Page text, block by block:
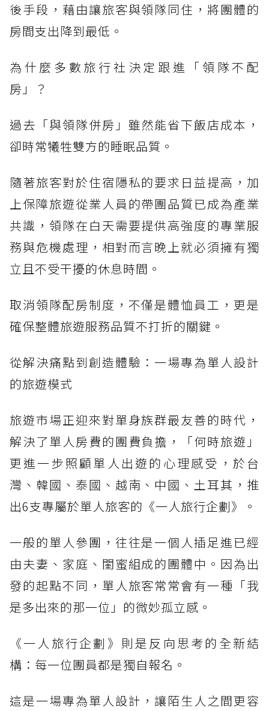
後手段，藉由讓旅客與領隊同住，將團體的
房間支出降到最低。
為什麼多數旅行社決定跟進「領隊不配
房」？
過去「與領隊併房」雖然能省下飯店成本，
卻時常犧牲雙方的睡眠品質。
隨著旅客對於住宿隱私的要求日益提高，加
上保障旅遊從業人員的帶團品質已成為產業
共識，領隊在白天需要提供高強度的專業服
務與危機處理，相對而言晚上就必須擁有獨
立且不受干擾的休息時間。
取消領隊配房制度，不僅是體恤員工，更是
確保整體旅遊服務品質不打折的關鍵。
從解決痛點到創造體驗：一場專為單人設計
的旅遊模式
旅遊市場正迎來對單身族群最友善的時代，
解決了單人房費的團費負擔，「何時旅遊」
更進一步照顧單人出遊的心理感受，於台
灣、韓國、泰國、越南、中國、土耳其，推
出6支專屬於單人旅客的《一人旅行企劃》。
一般的單人參團，往往是一個人插足進已經
由夫妻、家庭、閨蜜組成的團體中。因為出
發的起點不同，單人旅客常常會有一種「我
是多出來的那一位」的微妙孤立感。
《一人旅行企劃》則是反向思考的全新結
構：每一位團員都是獨自報名。
這是一場專為單人設計，讓陌生人之間更容